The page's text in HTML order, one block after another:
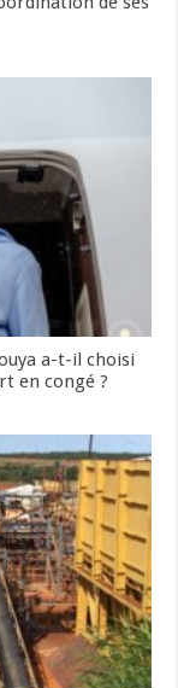
a-t-il choisi
en congé ?